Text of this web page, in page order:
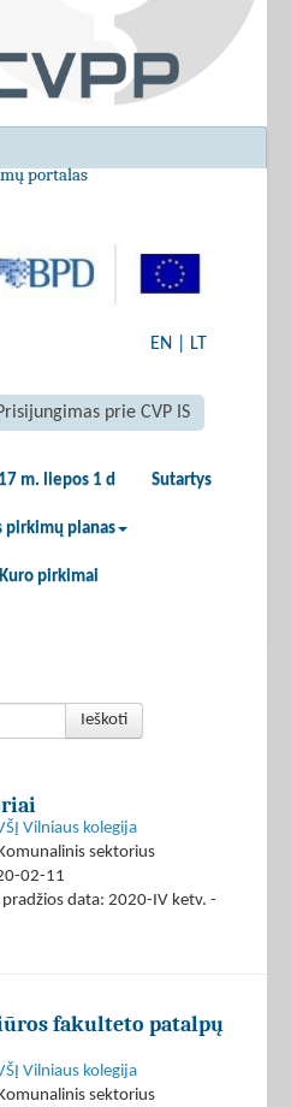
portalas
EN LT
prie CVP IS
m. liepos 1 d Sutartys
pirkimų planas
Kuro pirkimai
Ieškoti
Vilniaus kolegija
sektorius
02-11
data: 2020-IV ketv. -
fakulteto patalpų
Vilniaus kolegija
sektorius